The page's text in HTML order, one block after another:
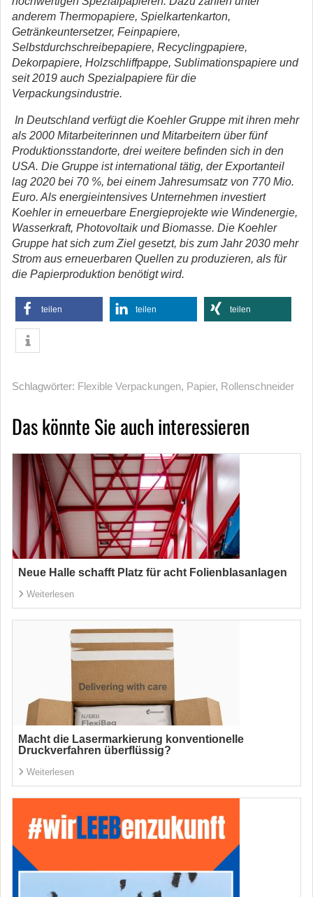
anderem Thermopapiere, Spielkartenkarton,
Getränkeuntersetzer, Feinpapiere,
Selbstdurchschreibepapiere, Recyclingpapiere,
Dekorpapiere, Holzschliffpappe, Sublimationspapiere und
seit 2019 auch Spezialpapiere für die
Verpackungsindustrie.
In Deutschland verfügt die Koehler Gruppe mit ihren mehr
als 2000 Mitarbeiterinnen und Mitarbeitern über fünf
Produktionsstandorte, drei weitere befinden sich in den
USA. Die Gruppe ist international tätig, der Exportanteil
lag 2020 bei 70 %, bei einem Jahresumsatz von 770 Mio.
Euro. Als energieintensives Unternehmen investiert
Koehler in erneuerbare Energieprojekte wie Windenergie,
Wasserkraft, Photovoltaik und Biomasse. Die Koehler
Gruppe hat sich zum Ziel gesetzt, bis zum Jahr 2030 mehr
Strom aus erneuerbaren Quellen zu produzieren, als für
die Papierproduktion benötigt wird.
teilen teilen teilen
Schlagwörter: Flexible Verpackungen, Papier, Rollenschneider
Das könnte Sie auch interessieren
Neue Halle schafft Platz für acht Folienblasanlagen
Weiterlesen
Macht die Lasermarkierung konventionelle
Druckverfahren überflüssig?
Weiterlesen